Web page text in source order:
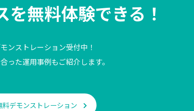
を無料体験できる！
ンストレーション受付中！
った運用事例もご紹介します。
料デモンストレーション